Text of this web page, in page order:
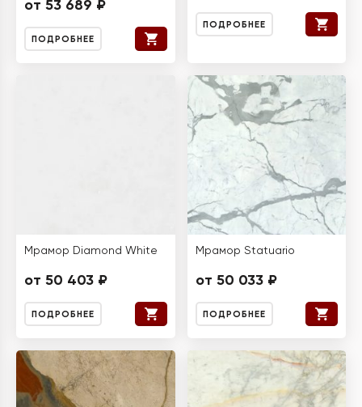
от 53 689 ₽
ПОДРОБНЕЕ
ПОДРОБНЕЕ
Мрамор Diamond White
от 50 403 ₽
ПОДРОБНЕЕ
Мрамор Statuario
от 50 033 ₽
ПОДРОБНЕЕ